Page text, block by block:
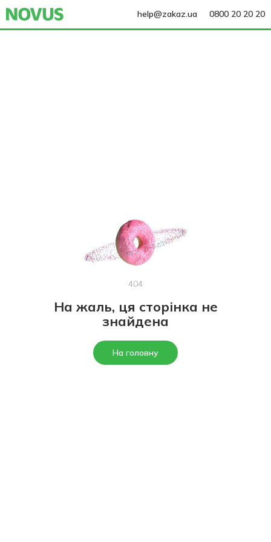
help@zakaz.ua 0800 20 20 20
404
На жаль, ця сторінка не
знайдена
На головну